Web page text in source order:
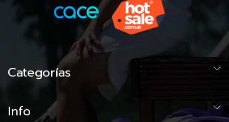
Categorías
Info